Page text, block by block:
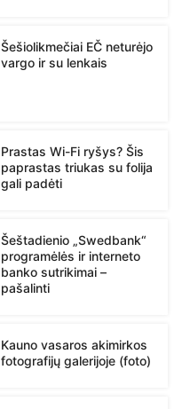
Šešiolikmečiai EČ neturėjo
vargo ir su lenkais
Prastas Wi-Fi ryšys? Šis
paprastas triukas su folija
gali padėti
Šeštadienio „Swedbank“
programėlės ir interneto
banko sutrikimai –
pašalinti
Kauno vasaros akimirkos
fotografijų galerijoje (foto)